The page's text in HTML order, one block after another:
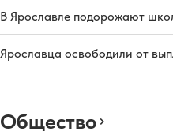
В Ярославле подорожают
Ярославца освободили от
Общество